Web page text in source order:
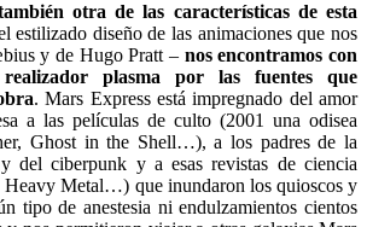
otra de las características de esta
estilizado diseño de las animaciones que nos
y de Hugo Pratt – nos encontramos con
plasma por las fuentes que
. Mars Express está impregnado del amor
a las películas de culto (2001 una odisea
Ghost in the Shell…), a los padres de la
del ciberpunk y a esas revistas de ciencia
Metal…) que inundaron los quioscos y
tipo de anestesia ni endulzamientos cientos